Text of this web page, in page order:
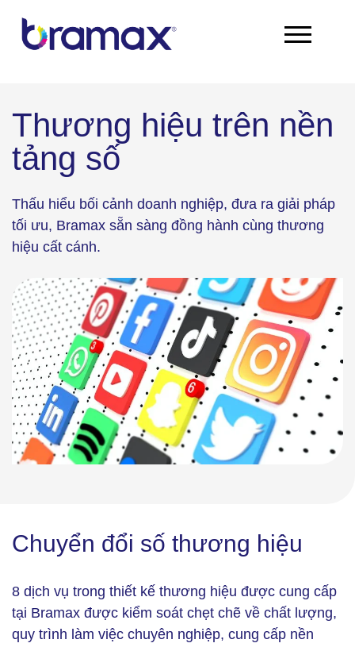
Thương hiệu trên nền
tảng số
Thấu hiểu bối cảnh doanh nghiệp, đưa ra giải pháp
tối ưu, Bramax sẵn sàng đồng hành cùng thương
hiệu cất cánh.
Chuyển đổi số thương hiệu
8 dịch vụ trong thiết kế thương hiệu được cung cấp
tại Bramax được kiểm soát chẹt chẽ về chất lượng,
quy trình làm việc chuyên nghiệp, cung cấp nền